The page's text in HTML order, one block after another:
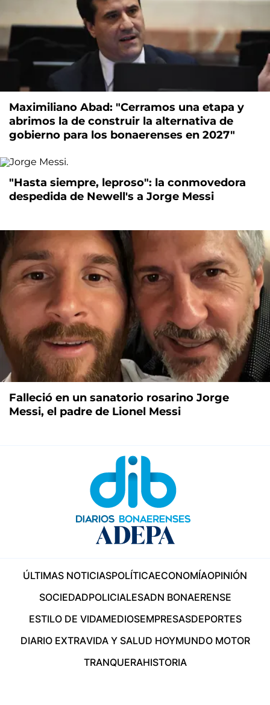
Maximiliano Abad: "Cerramos una etapa y
abrimos la de construir la alternativa de
gobierno para los bonaerenses en 2027"
"Hasta siempre, leproso": la conmovedora
despedida de Newell's a Jorge Messi
Falleció en un sanatorio rosarino Jorge
Messi, el padre de Lionel Messi
ÚLTIMAS NOTICIASPOLÍTICAECONOMÍAOPINIÓN
SOCIEDADPOLICIALESADN BONAERENSE
ESTILO DE VIDAMEDIOSEMPRESASDEPORTES
DIARIO EXTRAVIDA Y SALUD HOYMUNDO MOTOR
TRANQUERAHISTORIA